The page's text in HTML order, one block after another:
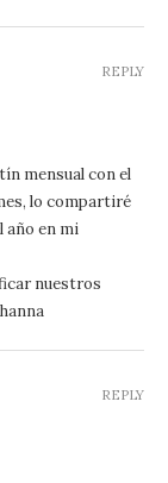
mensual con el
lo compartiré
año en mi
nuestros
REPLY
REPLY